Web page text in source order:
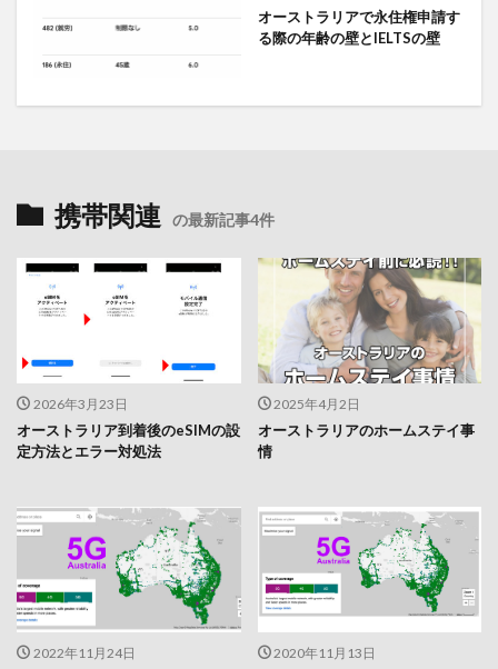
オーストラリアで永住権申請す
る際の年齢の壁とIELTSの壁
携帯関連 の最新記事4件
2026年3月23日
オーストラリア到着後のeSIMの設
定方法とエラー対処法
2025年4月2日
オーストラリアのホームステイ事
情
2022年11月24日 2020年11月13日